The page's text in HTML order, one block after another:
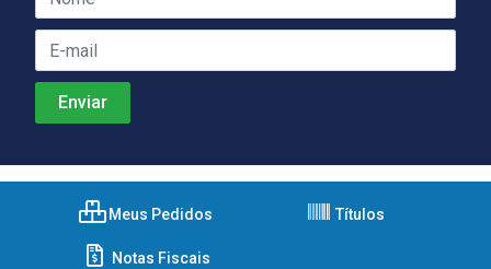
Meus Pedidos Títulos
Notas Fiscais